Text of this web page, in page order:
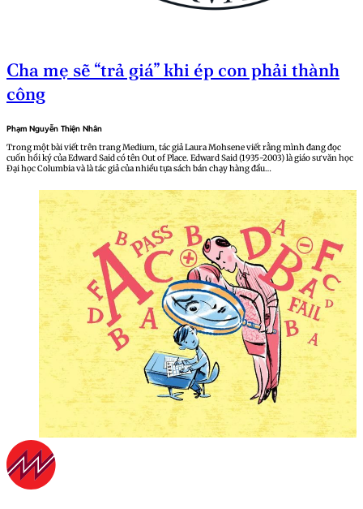
Cha mẹ sẽ “trả giá” khi ép con phải thành
công
Phạm Nguyễn Thiện Nhân
Trong một bài viết trên trang Medium, tác giả Laura Mohsene viết rằng mình đang đọc
cuốn hồi ký của Edward Said có tên Out of Place. Edward Said (1935-2003) là giáo sư văn học
Đại học Columbia và là tác giả của nhiều tựa sách bán chạy hàng đầu…